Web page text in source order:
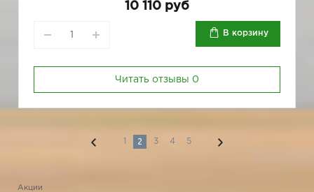
10 110 руб
В корзину
Читать отзывы 0
1 2 3 4 5
Акции